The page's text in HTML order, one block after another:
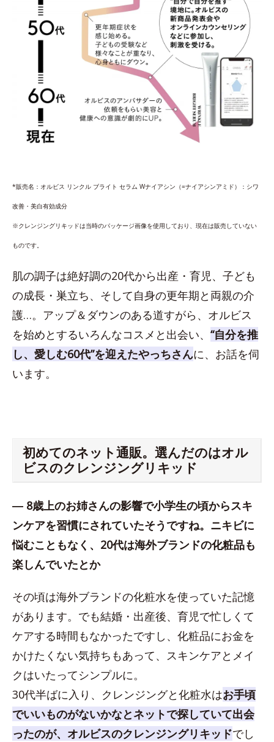
*販売名：オルビス リンクル ブライト セラム Wナイアシン（=ナイアシンアミド）：シワ
改善・美白有効成分
※クレンジングリキッドは当時のパッケージ画像を使用しており、現在は販売していない
ものです。
肌の調子は絶好調の20代から出産・育児、子ども
の成長・巣立ち、そして自身の更年期と両親の介
護…。アップ＆ダウンのある道すがら、オルビス
を始めとするいろんなコスメと出会い、 “自分を推
し、愛しむ60代”を迎えたやっちさんに、お話を伺
います。
初めてのネット通販。選んだのはオル
ビスのクレンジングリキッド
― 8歳上のお姉さんの影響で小学生の頃からスキ
ンケアを習慣にされていたそうですね。ニキビに
悩むこともなく、20代は海外ブランドの化粧品も
楽しんでいたとか
その頃は海外ブランドの化粧水を使っていた記憶
があります。でも結婚・出産後、育児で忙しくて
ケアする時間もなかったですし、化粧品にお金を
かけたくない気持ちもあって、スキンケアとメイ
クはいたってシンプルに。
30代半ばに入り、クレンジングと化粧水はお手頃
でいいものがないかなとネットで探していて出会
ったのが、オルビスのクレンジングリキッドでし